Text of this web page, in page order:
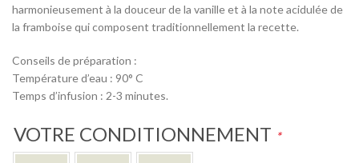
harmonieusement à la douceur de la vanille et à la note acidulée de
la framboise qui composent traditionnellement la recette.
Conseils de préparation :
Température d’eau : 90° C
Temps d’infusion : 2-3 minutes.
VOTRE CONDITIONNEMENT *